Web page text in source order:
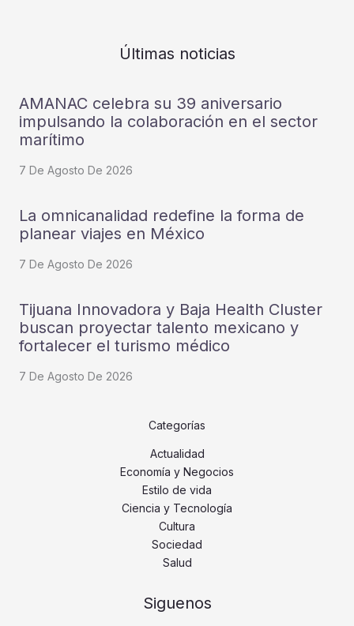
Últimas noticias
AMANAC celebra su 39 aniversario
impulsando la colaboración en el sector
marítimo
7 De Agosto De 2026
La omnicanalidad redefine la forma de
planear viajes en México
7 De Agosto De 2026
Tijuana Innovadora y Baja Health Cluster
buscan proyectar talento mexicano y
fortalecer el turismo médico
7 De Agosto De 2026
Categorías
Actualidad
Economía y Negocios
Estilo de vida
Ciencia y Tecnología
Cultura
Sociedad
Salud
Siguenos